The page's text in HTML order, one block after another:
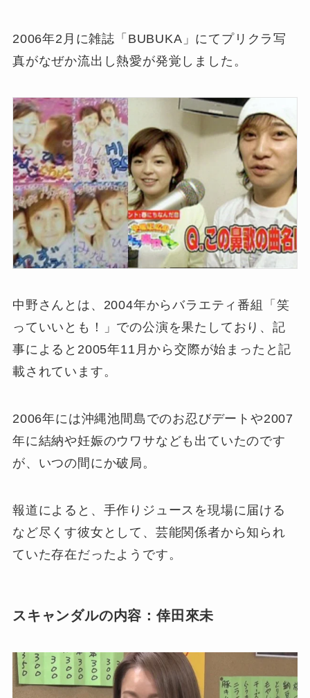
2006年2月に雑誌「BUBUKA」にてプリクラ写
真がなぜか流出し熱愛が発覚しました。
中野さんとは、2004年からバラエティ番組「笑
っていいとも！」での公演を果たしており、記
事によると2005年11月から交際が始まったと記
載されています。
2006年には沖縄池間島でのお忍びデートや2007
年に結納や妊娠のウワサなども出ていたのです
が、いつの間にか破局。
報道によると、手作りジュースを現場に届ける
など尽くす彼女として、芸能関係者から知られ
ていた存在だったようです。
スキャンダルの内容：倖田來未